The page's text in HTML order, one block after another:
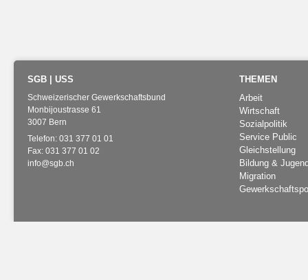
SGB | USS
Schwei­ze­ri­scher Ge­werk­schafts­bund
Mon­bi­joustras­se 61
3007 Bern
Te­le­fon: 031 377 01 01
Fax: 031 377 01 02
info@​sgb.​ch
THEMEN
Arbeit
Wirtschaft
Sozialpolitik
Service Public
Gleichstellung
Bildung &
Migration